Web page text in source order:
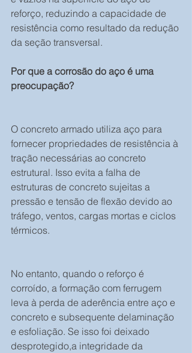
reforço, reduzindo a capacidade de
resistência como resultado da redução
da seção transversal.
Por que a corrosão do aço é uma
preocupação?
O concreto armado utiliza aço para
fornecer propriedades de resistência à
tração necessárias ao concreto
estrutural. Isso evita a falha de
estruturas de concreto sujeitas a
pressão e tensão de flexão devido ao
tráfego, ventos, cargas mortas e ciclos
térmicos.
No entanto, quando o reforço é
corroído, a formação com ferrugem
leva à perda de aderência entre aço e
concreto e subsequente delaminação
e esfoliação. Se isso foi deixado
desprotegido,a integridade da